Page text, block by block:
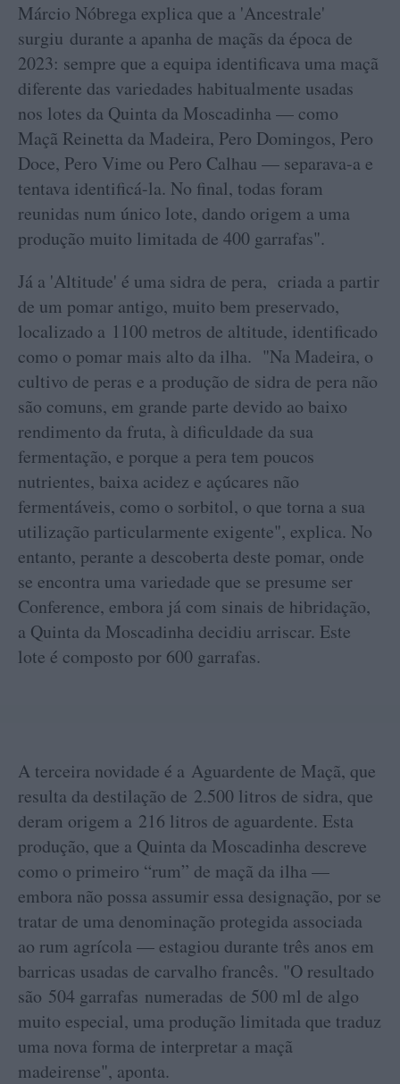
Márcio Nóbrega explica que a 'Ancestrale'
surgiu durante a apanha de maçãs da época de
2023: sempre que a equipa identificava uma maçã
diferente das variedades habitualmente usadas
nos lotes da Quinta da Moscadinha — como
Maçã Reinetta da Madeira, Pero Domingos, Pero
Doce, Pero Vime ou Pero Calhau — separava-a e
tentava identificá-la. No final, todas foram
reunidas num único lote, dando origem a uma
produção muito limitada de 400 garrafas".
Já a 'Altitude' é uma sidra de pera, criada a partir
de um pomar antigo, muito bem preservado,
localizado a 1100 metros de altitude, identificado
como o pomar mais alto da ilha. "Na Madeira, o
cultivo de peras e a produção de sidra de pera não
são comuns, em grande parte devido ao baixo
rendimento da fruta, à dificuldade da sua
fermentação, e porque a pera tem poucos
nutrientes, baixa acidez e açúcares não
fermentáveis, como o sorbitol, o que torna a sua
utilização particularmente exigente", explica. No
entanto, perante a descoberta deste pomar, onde
se encontra uma variedade que se presume ser
Conference, embora já com sinais de hibridação,
a Quinta da Moscadinha decidiu arriscar. Este
lote é composto por 600 garrafas.
A terceira novidade é a Aguardente de Maçã, que
resulta da destilação de 2.500 litros de sidra, que
deram origem a 216 litros de aguardente. Esta
produção, que a Quinta da Moscadinha descreve
como o primeiro “rum” de maçã da ilha —
embora não possa assumir essa designação, por se
tratar de uma denominação protegida associada
ao rum agrícola — estagiou durante três anos em
barricas usadas de carvalho francês. "O resultado
são 504 garrafas numeradas de 500 ml de algo
muito especial, uma produção limitada que traduz
uma nova forma de interpretar a maçã
madeirense", aponta.